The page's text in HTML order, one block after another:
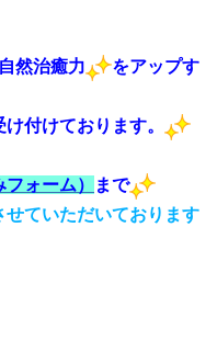
自然治癒力
をアップす
け付けております。
ォーム）
まで
ていただいております